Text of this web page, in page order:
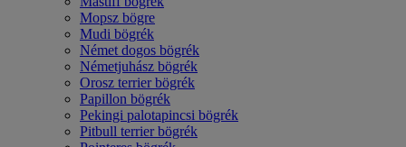
Mopsz bögre
Mudi bögrék
Német dogos bögrék
Németjuhász bögrék
Orosz terrier bögrék
Papillon bögrék
Pekingi palotapincsi bögrék
Pitbull terrier bögrék